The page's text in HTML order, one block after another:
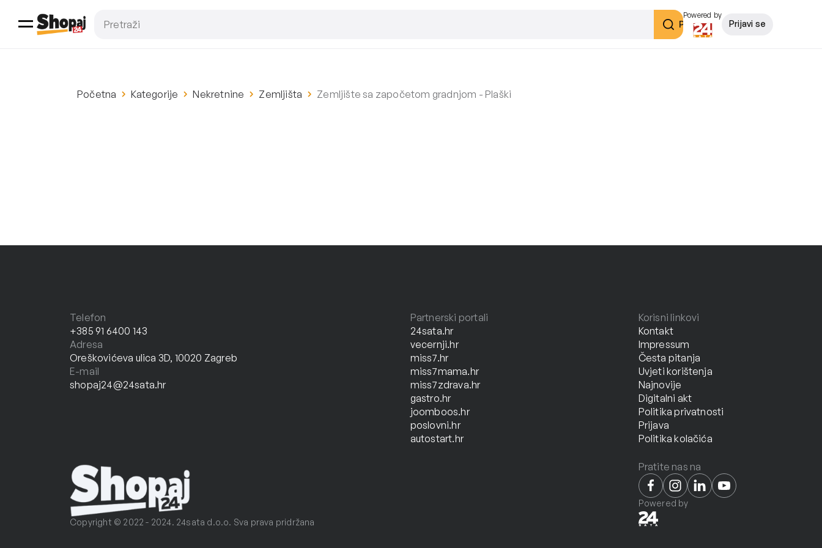
Pretraži
Powered by
Prijavi se
Početna Kategorije Nekretnine Zemljišta Zemljište sa započetom gradnjom - Plaški
Telefon
+385 91 6400 143
Adresa
Oreškovićeva ulica 3D, 10020 Zagreb
E-mail
shopaj24@24sata.hr
Copyright © 2022 - 2024. 24sata d.o.o. Sva prava pridržana
Partnerski portali
24sata.hr
vecernji.hr
miss7.hr
miss7mama.hr
miss7zdrava.hr
gastro.hr
joomboos.hr
poslovni.hr
autostart.hr
Korisni linkovi
Kontakt
Impressum
Česta pitanja
Uvjeti korištenja
Najnovije
Digitalni akt
Politika privatnosti
Prijava
Politika kolačića
Pratite nas na
Powered by